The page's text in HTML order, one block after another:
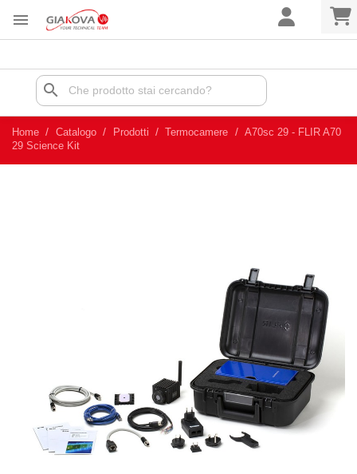

search
Home Catalogo Prodotti Termocamere
A70sc 29 - FLIR A70
29 Science Kit